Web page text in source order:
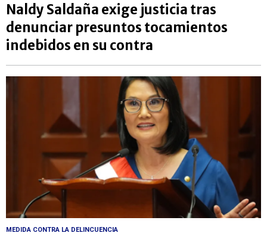
Naldy Saldaña exige justicia tras
denunciar presuntos tocamientos
indebidos en su contra
MEDIDA CONTRA LA DELINCUENCIA